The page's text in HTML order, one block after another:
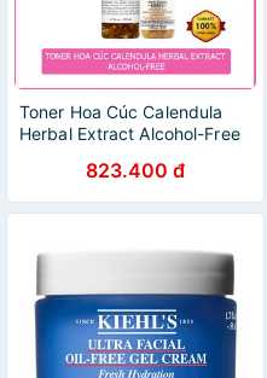
Toner Hoa Cúc Calendula
Herbal Extract Alcohol-Free
823.400 đ